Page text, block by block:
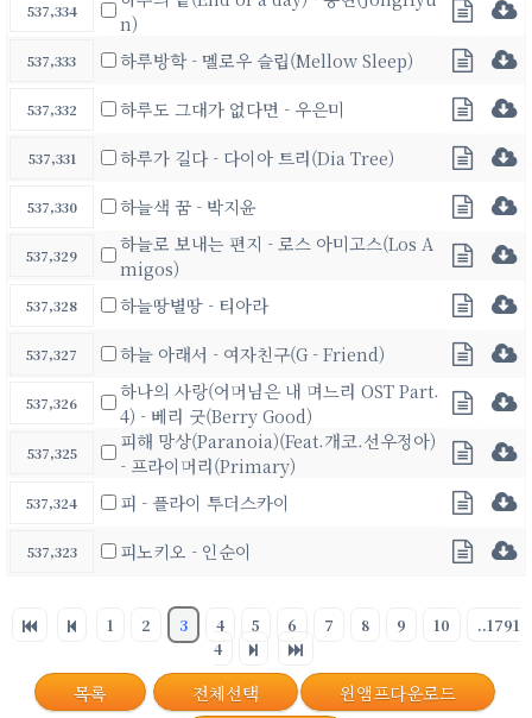
537,334
n)
537,333 하루방학 - 멜로우 슬립(Mellow Sleep)
537,332 하루도 그대가 없다면 - 우은미
537,331 하루가 길다 - 다이아 트리(Dia Tree)
537,330 하늘색 꿈 - 박지윤
537,329
하늘로 보내는 편지 - 로스 아미고스(Los A
migos)
537,328 하늘땅별땅 - 티아라
537,327 하늘 아래서 - 여자친구(G - Friend)
537,326
하나의 사랑(어머님은 내 며느리 OST Part.
4) - 베리 굿(Berry Good)
537,325
피해 망상(Paranoia)(Feat.개코.선우정아)
- 프라이머리(Primary)
537,324 피 - 플라이 투더스카이
537,323 피노키오 - 인순이
1 2 3 4 5 6 7 8 9 10
..1791
4
목록 전체선택
윈앰프다운로드